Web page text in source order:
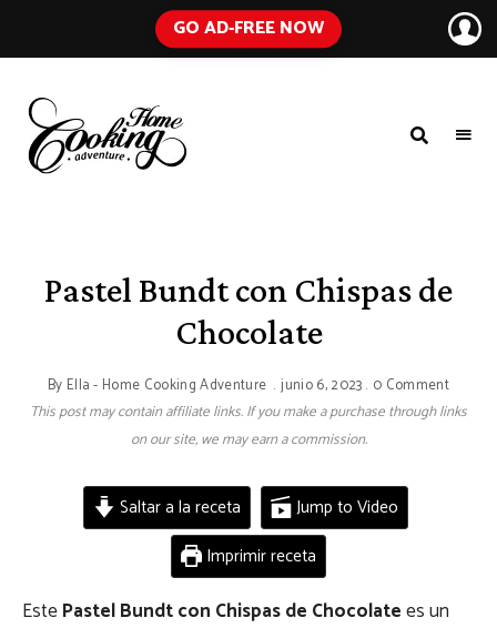
GO AD-FREE NOW
Everyday
Ingredients
Pastel Bundt con Chispas de
Chocolate
By Ella - Home Cooking Adventure junio 6, 2023 0 Comment
This post may contain affiliate links. If you make a purchase through links
on our site, we may earn a commission.
Saltar a la receta
Jump to Video
Imprimir receta
EstePastel Bundt con Chispas de Chocolatees un